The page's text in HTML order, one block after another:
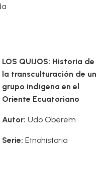
LOS QUIJOS: Historia de
la transculturación de un
grupo indígena en el
Oriente Ecuatoriano
Autor: Udo Oberem
Serie: Etnohistoria